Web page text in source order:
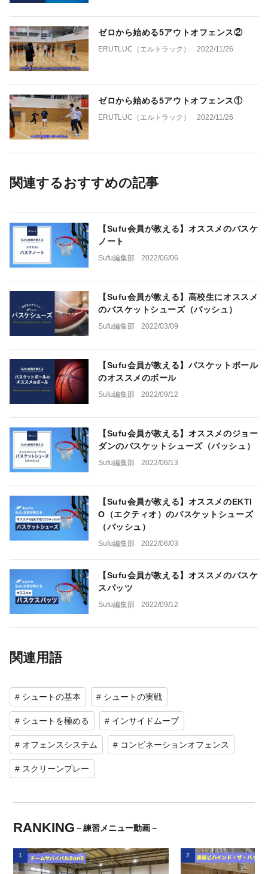
ゼロから始める5アウトオフェンス②
ERUTLUC（エルトラック） 2022/11/26
ゼロから始める5アウトオフェンス①
ERUTLUC（エルトラック） 2022/11/26
関連するおすすめの記事
【Sufu会員が教える】オススメのバスケ
ノート
Sufu編集部 2022/06/06
【Sufu会員が教える】高校生にオススメ
のバスケットシューズ（バッシュ）
Sufu編集部 2022/03/09
【Sufu会員が教える】バスケットボール
のオススメのボール
Sufu編集部 2022/09/12
【Sufu会員が教える】オススメのジョー
ダンのバスケットシューズ（バッシュ）
Sufu編集部 2022/06/13
【Sufu会員が教える】オススメのEKTI
O（エクティオ）のバスケットシューズ
（バッシュ）
Sufu編集部 2022/06/03
【Sufu会員が教える】オススメのバスケ
スパッツ
Sufu編集部 2022/09/12
関連用語
# シュートの基本 # シュートの実戦
# シュートを極める # インサイドムーブ
# オフェンスシステム # コンビネーションオフェンス
# スクリーンプレー
RANKING －練習メニュー動画－
1 2